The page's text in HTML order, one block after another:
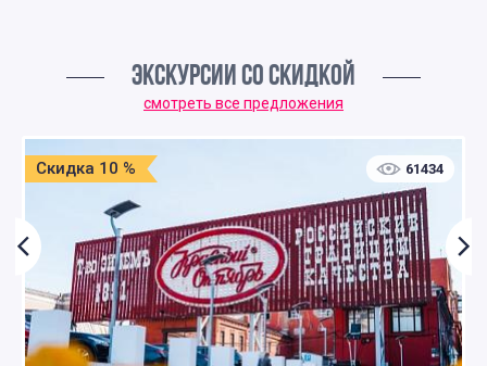
ЭКСКУРСИИ СО СКИДКОЙ
смотреть все предложения
Скидка 10 % 61434